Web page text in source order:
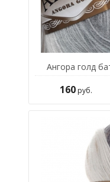
Ангора голд
160руб.